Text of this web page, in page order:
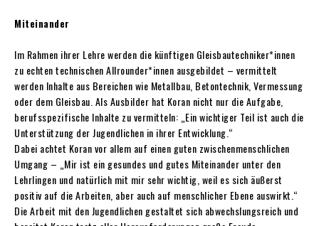
Miteinander
Im Rahmen ihrer Lehre werden die künftigen Gleisbautechniker*innen
zu echten technischen Allrounder*innen ausgebildet – vermittelt
werden Inhalte aus Bereichen wie Metallbau, Betontechnik, Vermessung
oder dem Gleisbau. Als Ausbilder hat Koran nicht nur die Aufgabe,
berufsspezifische Inhalte zu vermitteln: „Ein wichtiger Teil ist auch die
Unterstützung der Jugendlichen in ihrer Entwicklung.“
Dabei achtet Koran vor allem auf einen guten zwischenmenschlichen
Umgang – „Mir ist ein gesundes und gutes Miteinander unter den
Lehrlingen und natürlich mit mir sehr wichtig, weil es sich äußerst
positiv auf die Arbeiten, aber auch auf menschlicher Ebene auswirkt.“
Die Arbeit mit den Jugendlichen gestaltet sich abwechslungsreich und